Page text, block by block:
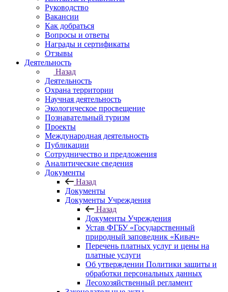
Руководство
Вакансии
Как добраться
Вопросы и ответы
Награды и сертификаты
Отзывы
Деятельность
Назад
Деятельность
Охрана территории
Научная деятельность
Экологическое просвещение
Познавательный туризм
Проекты
Международная деятельность
Публикации
Сотрудничество и предложения
Аналитические сведения
Документы
Назад
Документы
Документы Учреждения
Назад
Документы Учреждения
Устав ФГБУ «Государственный
природный заповедник «Кивач»
Перечень платных услуг и цены на
платные услуги
Об утверждении Политики защиты и
обработки персональных данных
Лесохозяйственный регламент